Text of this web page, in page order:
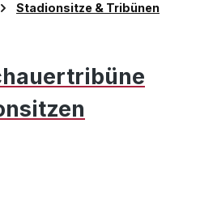
Stadionsitze & Tribünen